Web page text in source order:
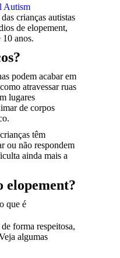
Autism
crianças autistas
de elopement,
anos.
podem acabar em
atravessar ruas
lugares
de corpos
têm
ou não respondem
ainda mais a
elopement?
forma respeitosa,
algumas